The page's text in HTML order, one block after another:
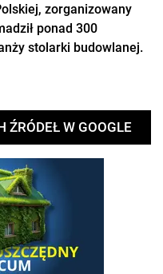
zorganizowany
ponad 300
stolarki budowlanej.
ŹRÓDEŁ W GOOGLE